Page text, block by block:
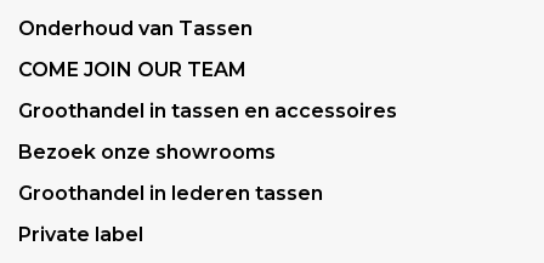
Onderhoud van Tassen
COME JOIN OUR TEAM
Groothandel in tassen en accessoires
Bezoek onze showrooms
Groothandel in lederen tassen
Private label